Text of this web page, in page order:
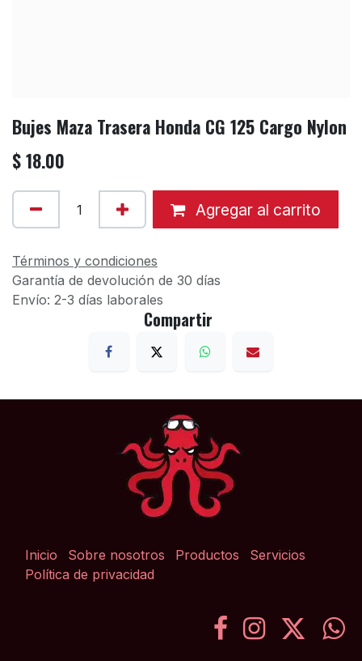
Bujes Maza Trasera Honda CG 125 Cargo Nylon
$18.00
Agregar al carrito
Términos y condiciones
Garantía de devolución de 30 días
Envío: 2-3 días laborales
Compartir
Inicio Sobre nosotros Productos
Servicios
Política de privacidad